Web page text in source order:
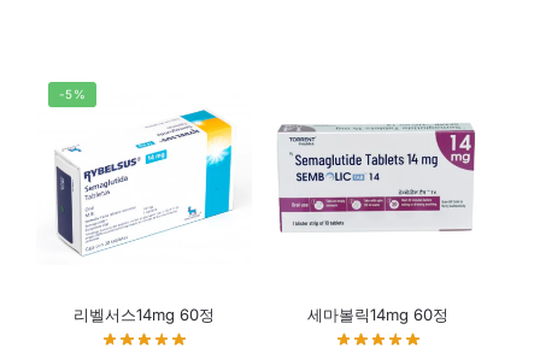
-5%
리벨서스14mg 60정 세마볼릭14mg 60정